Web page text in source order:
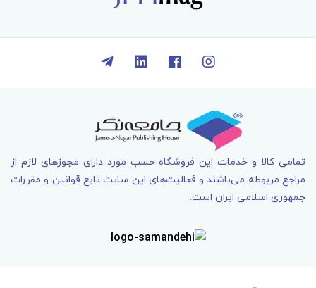
تمامی کالا و خدمات اين فروشگاه حسب مورد دارای مجوزهای لازم از
مراجع مربوطه می‌باشند و فعاليت‌های اين سايت تابع قوانين و مقررات
جمهوری اسلامی ايران است.